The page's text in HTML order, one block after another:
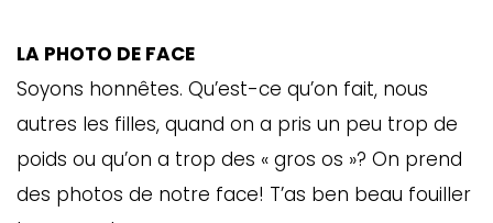
LA PHOTO DE FACE
Soyons honnêtes. Qu’est-ce qu’on fait, nous
autres les filles, quand on a pris un peu trop de
poids ou qu’on a trop des « gros os »? On prend
des photos de notre face! T’as ben beau fouiller